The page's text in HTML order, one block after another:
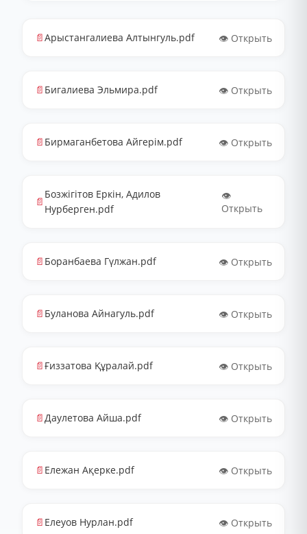
📄Арыстангалиева Алтынгуль.pdf 👁️ Открыть
📄 Бигалиева Эльмира.pdf 👁️ Открыть
📄 Бирмаганбетова Айгерім.pdf 👁️ Открыть
📄
Бозжігітов Еркін, Адилов
Нурберген.pdf
👁️
Открыть
📄 Боранбаева Гүлжан.pdf 👁️ Открыть
📄 Буланова Айнагуль.pdf 👁️ Открыть
📄Ғиззатова Құралай.pdf 👁️ Открыть
📄Даулетова Айша.pdf 👁️ Открыть
📄 Ележан Ақерке.pdf 👁️ Открыть
📄 Елеуов Нурлан.pdf 👁️ Открыть